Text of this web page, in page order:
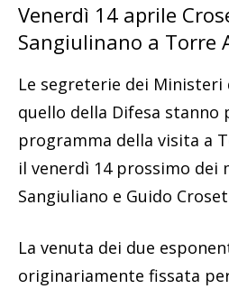
Venerdì 14 aprile
Sangiulinano a Torre
Le segreterie dei Ministeri
quello della Difesa stanno
programma della visita a
il venerdì 14 prossimo dei
Sangiuliano e Guido
La venuta dei due
originariamente fissata